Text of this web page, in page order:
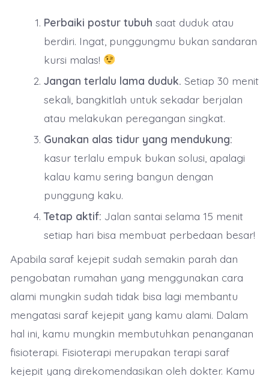
Perbaiki postur tubuh saat duduk atau
berdiri. Ingat, punggungmu bukan sandaran
kursi malas!
Jangan terlalu lama duduk. Setiap 30 menit
sekali, bangkitlah untuk sekadar berjalan
atau melakukan peregangan singkat.
Gunakan alas tidur yang mendukung:
kasur terlalu empuk bukan solusi, apalagi
kalau kamu sering bangun dengan
punggung kaku.
Tetap aktif: Jalan santai selama 15 menit
setiap hari bisa membuat perbedaan besar!
Apabila saraf kejepit sudah semakin parah dan
pengobatan rumahan yang menggunakan cara
alami mungkin sudah tidak bisa lagi membantu
mengatasi saraf kejepit yang kamu alami. Dalam
hal ini, kamu mungkin membutuhkan penanganan
fisioterapi. Fisioterapi merupakan terapi saraf
kejepit yang direkomendasikan oleh dokter. Kamu